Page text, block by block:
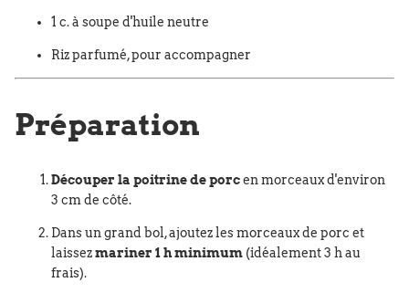
1 c. à soupe d'huile neutre
Riz parfumé, pour accompagner
Préparation
Découper la poitrine de porcen morceaux d'environ
3 cm de côté.
Dans un grand bol,ajoutez les morceaux de porc et
laissezmariner 1 h minimum (idéalement 3 h au
frais).